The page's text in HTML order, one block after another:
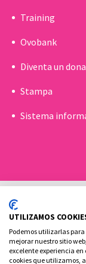
Training
Ovobank
Diventa un
Stampa
Sistema
Politica sui cookie
UTILIZAMOS
Podemos utilizarlas
mejorar nuestro sitio
excelente experiencia
cookies que utilizamos,